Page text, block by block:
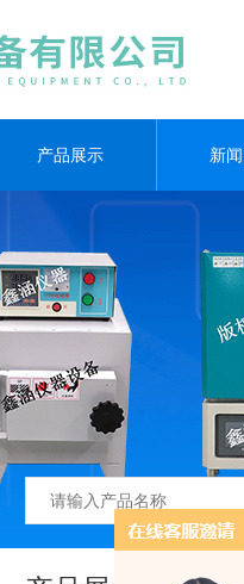
产品展示 新